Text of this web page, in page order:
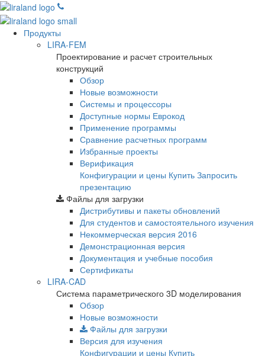
Продукты
LIRA-FEM
Проектирование и расчет строительных
конструкций
Обзор
Новые возможности
Cистемы и процессоры
Доступные нормы Еврокод
Применение программы
Сравнение расчетных программ
Избранные проекты
Верификация
Конфигурации и цены Купить Запросить
презентацию
Файлы для загрузки
Дистрибутивы и пакеты обновлений
Для студентов и самостоятельного изучения
Некоммерческая версия 2016
Демонстрационная версия
Документация и учебные пособия
Сертификаты
LIRA-CAD
Система параметрического 3D моделирования
Обзор
Новые возможности
Файлы для загрузки
Версия для изучения
Конфигурации и цены Купить